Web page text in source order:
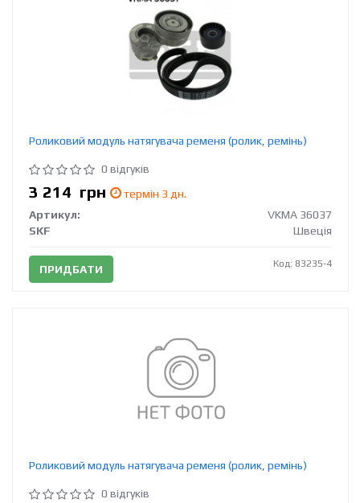
Роликовий модуль натягувача ременя (ролик, ремінь)
0 відгуків
3 214 грн
термін 3 дн.
Артикул:
VKMA 36037
SKF
Швеція
ПРИДБАТИ Код: 83235-4
Роликовий модуль натягувача ременя (ролик, ремінь)
0 відгуків